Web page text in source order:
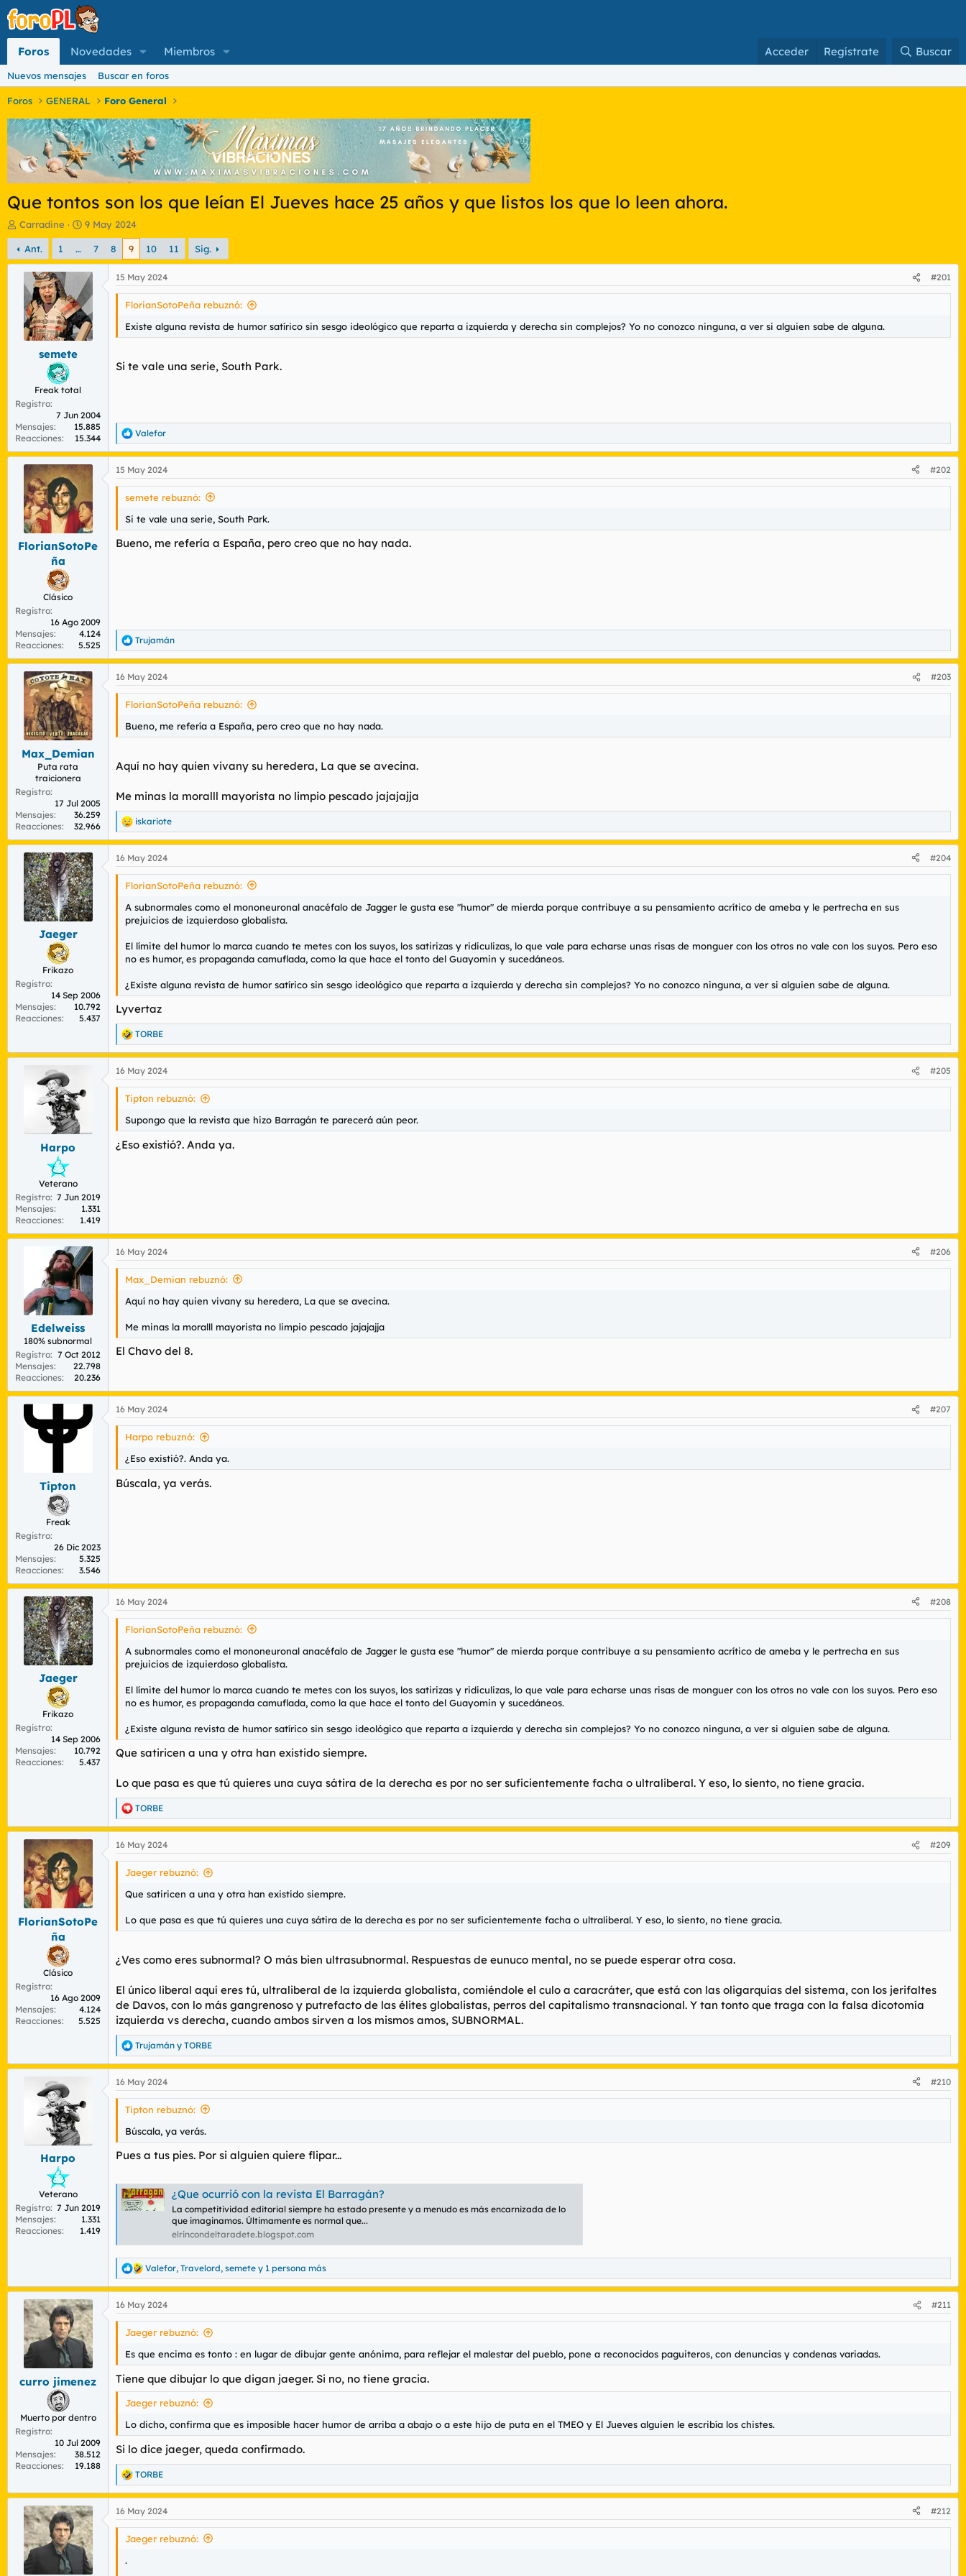
Foros Novedades Miembros Acceder Regístrate Buscar
Nuevos mensajes Buscar en foros
Foros GENERAL Foro General
Que tontos son los que leían El Jueves hace 25 años y que listos los que lo leen ahora.
I
n
i
c
o
d
m
Carradine
F
e
h
a
d
e
i
n
i
9 May 2024
Ant. 1 … 7 8 9 10 11 Sig.
semete
Freak total
Registro
7 Jun 2004
Mensajes
15.885
Reacciones
15.344
15 May 2024 #201
FlorianSotoPeña rebuznó:
Existe alguna revista de humor satírico sin sesgo ideológico que reparta a izquierda y derecha sin complejos? Yo no conozco ninguna, a ver si alguien sabe de alguna.
Si te vale una serie, South Park.
R
e
a
c
c
e
s
Valefor
FlorianSotoPe
ña
Clásico
Registro
16 Ago 2009
Mensajes
4.124
Reacciones
5.525
15 May 2024 #202
semete rebuznó:
Si te vale una serie, South Park.
Bueno, me refería a España, pero creo que no hay nada.
R
e
a
c
c
e
Trujamán
Max_Demian
Puta rata
traicionera
Registro
17 Jul 2005
Mensajes
36.259
Reacciones
32.966
16 May 2024 #203
FlorianSotoPeña rebuznó:
Bueno, me refería a España, pero creo que no hay nada.
Aquí no hay quien vivany su heredera, La que se avecina.
Me minas la moralll mayorista no limpio pescado jajajajja
R
e
a
c
c
iskariote
Jaeger
Frikazo
Registro
14 Sep 2006
Mensajes
10.792
Reacciones
5.437
16 May 2024 #204
FlorianSotoPeña rebuznó:
A subnormales como el mononeuronal anacéfalo de Jagger le gusta ese "humor" de mierda porque contribuye a su pensamiento acrítico de ameba y le pertrecha en sus
prejuicios de izquierdoso globalista.
El límite del humor lo marca cuando te metes con los suyos, los satirizas y ridiculizas, lo que vale para echarse unas risas de monguer con los otros no vale con los suyos. Pero eso
no es humor, es propaganda camuflada, como la que hace el tonto del Guayomin y sucedáneos.
¿Existe alguna revista de humor satírico sin sesgo ideológico que reparta a izquierda y derecha sin complejos? Yo no conozco ninguna, a ver si alguien sabe de alguna.
Lyvertaz
R
e
a
c
c
e
s
TORBE
Harpo
Veterano
Registro 7 Jun 2019
Mensajes
1.331
Reacciones
1.419
16 May 2024 #205
Tipton rebuznó:
Supongo que la revista que hizo Barragán te parecerá aún peor.
¿Eso existió?. Anda ya.
Edelweiss
180% subnormal
Registro
7 Oct 2012
Mensajes
22.798
Reacciones
20.236
16 May 2024 #206
Max_Demian rebuznó:
Aquí no hay quien vivany su heredera, La que se avecina.
Me minas la moralll mayorista no limpio pescado jajajajja
El Chavo del 8.
Tipton
Freak
Registro
26 Dic 2023
Mensajes
5.325
Reacciones
3.546
16 May 2024 #207
Harpo rebuznó:
¿Eso existió?. Anda ya.
Búscala, ya verás.
Jaeger
Frikazo
Registro
14 Sep 2006
Mensajes
10.792
Reacciones
5.437
16 May 2024 #208
FlorianSotoPeña rebuznó:
A subnormales como el mononeuronal anacéfalo de Jagger le gusta ese "humor" de mierda porque contribuye a su pensamiento acrítico de ameba y le pertrecha en sus
prejuicios de izquierdoso globalista.
El límite del humor lo marca cuando te metes con los suyos, los satirizas y ridiculizas, lo que vale para echarse unas risas de monguer con los otros no vale con los suyos. Pero eso
no es humor, es propaganda camuflada, como la que hace el tonto del Guayomin y sucedáneos.
¿Existe alguna revista de humor satírico sin sesgo ideológico que reparta a izquierda y derecha sin complejos? Yo no conozco ninguna, a ver si alguien sabe de alguna.
Que satiricen a una y otra han existido siempre.
Lo que pasa es que tú quieres una cuya sátira de la derecha es por no ser suficientemente facha o ultraliberal. Y eso, lo siento, no tiene gracia.
R
e
a
c
c
n
TORBE
FlorianSotoPe
ña
Clásico
Registro
16 Ago 2009
Mensajes
4.124
Reacciones
5.525
16 May 2024 #209
Jaeger rebuznó:
Que satiricen a una y otra han existido siempre.
Lo que pasa es que tú quieres una cuya sátira de la derecha es por no ser suficientemente facha o ultraliberal. Y eso, lo siento, no tiene gracia.
¿Ves como eres subnormal? O más bien ultrasubnormal. Respuestas de eunuco mental, no se puede esperar otra cosa.
El único liberal aquí eres tú, ultraliberal de la izquierda globalista, comiéndole el culo a caracráter, que está con las oligarquías del sistema, con los jerifaltes
de Davos, con lo más gangrenoso y putrefacto de las élites globalistas, perros del capitalismo transnacional. Y tan tonto que traga con la falsa dicotomía
izquierda vs derecha, cuando ambos sirven a los mismos amos, SUBNORMAL.
R
e
a
c
c
e
s
Trujamán y TORBE
Harpo
Veterano
Registro 7 Jun 2019
Mensajes
1.331
Reacciones
1.419
16 May 2024 #210
Tipton rebuznó:
Búscala, ya verás.
Pues a tus pies. Por si alguien quiere flipar...
¿Que ocurrió con la revista El Barragán?
La competitividad editorial siempre ha estado presente y a menudo es más encarnizada de lo
que imaginamos. Últimamente es normal que...
elrincondeltaradete.blogspot.com
R
e
c
c
e
s
Valefor, Travelord, semete y 1 persona más
curro jimenez
Muerto por dentro
Registro
10 Jul 2009
Mensajes
38.512
Reacciones
19.188
16 May 2024 #211
Jaeger rebuznó:
Es que encima es tonto : en lugar de dibujar gente anónima, para reflejar el malestar del pueblo, pone a reconocidos paguiteros, con denuncias y condenas variadas.
Tiene que dibujar lo que digan jaeger. Si no, no tiene gracia.
Jaeger rebuznó:
Lo dicho, confirma que es imposible hacer humor de arriba a abajo o a este hijo de puta en el TMEO y El Jueves alguien le escribía los chistes.
Si lo dice jaeger, queda confirmado.
R
e
a
c
c
TORBE
16 May 2024 #212
Jaeger rebuznó:
.